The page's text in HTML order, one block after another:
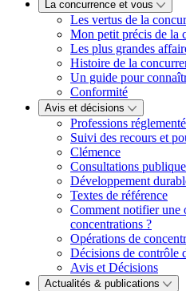
La concurrence et vous
Les vertus de la
Mon petit précis de la
Les plus grandes
Histoire de la
Un guide pour
Conformité
Avis et décisions
Professions
Suivi des recours et
Clémence
Consultations
Développement
Textes de référence
Comment notifier une
concentrations ?
Opérations de
Décisions de contrôle
Avis et Décisions
Actualités & publications